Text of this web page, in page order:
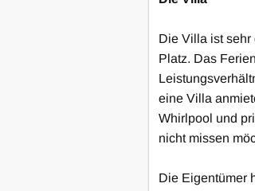
Die Villa ist sehr
Platz. Das
eine Villa
Whirlpool und
nicht missen
Die Eigentümer